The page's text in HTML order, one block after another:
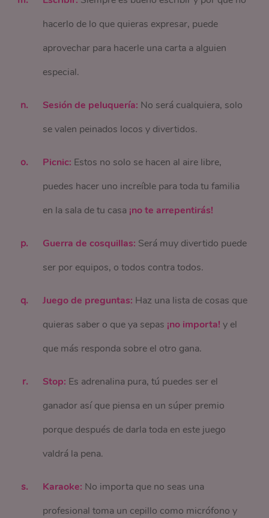
hacerlo de lo que quieras expresar, puede
aprovechar para hacerle una carta a alguien
especial.
Sesión de peluquería: No será cualquiera, solo
se valen peinados locos y divertidos.
Picnic: Estos no solo se hacen al aire libre,
puedes hacer uno increíble para toda tu familia
en la sala de tu casa ¡no te arrepentirás!
Guerra de cosquillas: Será muy divertido puede
ser por equipos, o todos contra todos.
Juego de preguntas: Haz una lista de cosas que
quieras saber o que ya sepas ¡no importa! y el
que más responda sobre el otro gana.
Stop: Es adrenalina pura, tú puedes ser el
ganador así que piensa en un súper premio
porque después de darla toda en este juego
valdrá la pena.
Karaoke: No importa que no seas una
profesional toma un cepillo como micrófono y